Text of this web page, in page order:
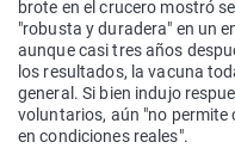
brote en el crucero mostró
"robusta y duradera" en un
aunque casi tres años
los resultados, la vacuna
general. Si bien indujo
voluntarios, aún "no permite
en condiciones reales".